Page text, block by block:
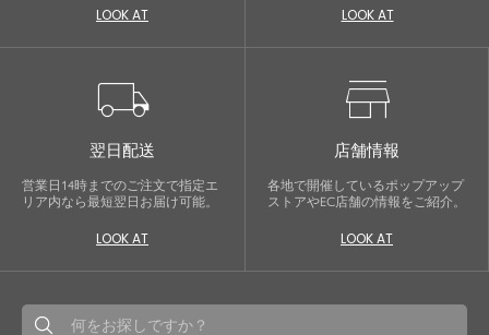
LOOK AT LOOK AT
local_shipping
翌日配送
営業日14時までのご注文で指定エ
リア内なら最短翌日お届け可能。
LOOK AT
store
店舗情報
各地で開催しているポップアップ
ストアやEC店舗の情報をご紹介。
LOOK AT